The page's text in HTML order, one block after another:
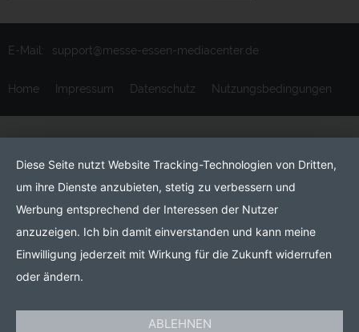
E-Mail: support@messe-essen-mediacenter.de
Home Impressum Datenschutz Nutzungsbedingungen
Diese Seite nutzt Website Tracking-Technologien von Dritten,
um ihre Dienste anzubieten, stetig zu verbessern und
Werbung entsprechend der Interessen der Nutzer
anzuzeigen. Ich bin damit einverstanden und kann meine
Einwilligung jederzeit mit Wirkung für die Zukunft widerrufen
oder ändern.
ABLEHNEN